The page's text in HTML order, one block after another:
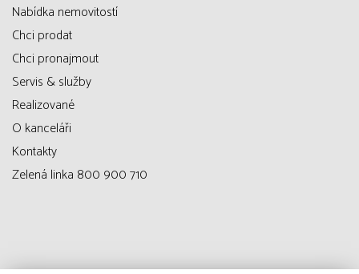
Nabídka nemovitostí
Chci prodat
Chci pronajmout
Servis & služby
Realizované
O kanceláři
Kontakty
Zelená linka 800 900 710